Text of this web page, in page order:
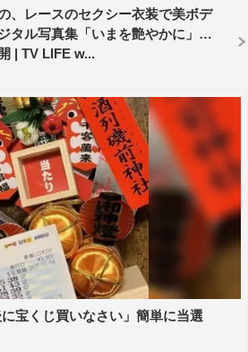
、レースのセクシー衣装で美ボデ
タル写真集「いまを艶やかに」誌
| TV LIFE w...
に宝くじ買いなさい」簡単に当選